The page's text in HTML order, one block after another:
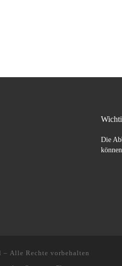
Die
– Alle Rechte vorbehalten